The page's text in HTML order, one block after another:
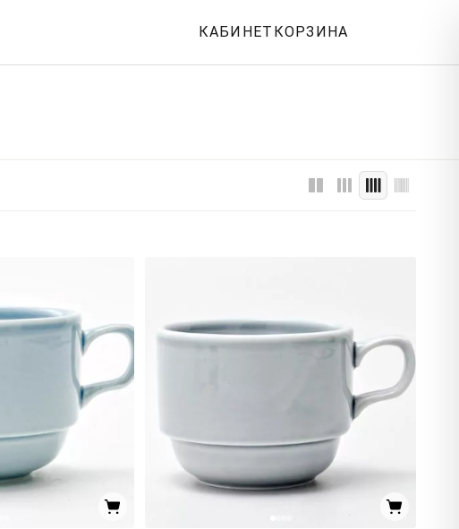
КАБИНЕТ КОРЗИНА